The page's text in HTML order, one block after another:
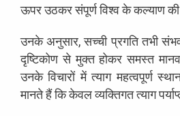
ऊपर उठकर संपूर्ण विश्व के कल्याण की
उनके अनुसार, सच्ची प्रगति तभी
दृष्टिकोण से मुक्त होकर समस्त
उनके विचारों में त्याग महत्वपूर्ण
मानते हैं कि केवल व्यक्तिगत त्याग